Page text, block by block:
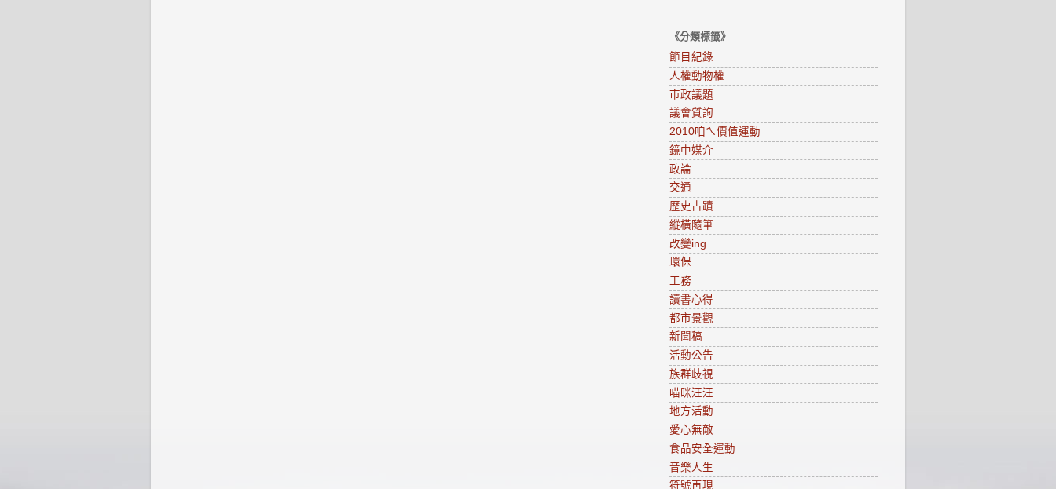
《分類標籤》
節目紀錄
人權動物權
市政議題
議會質詢
2010咱ㄟ價值運動
鏡中媒介
政論
交通
歷史古蹟
縱橫隨筆
改變ing
環保
工務
讀書心得
都市景觀
新聞稿
活動公告
族群歧視
喵咪汪汪
地方活動
愛心無敵
食品安全運動
音樂人生
符號再現